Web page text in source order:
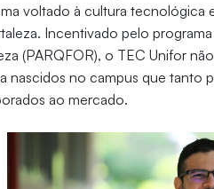
voltado à cultura tecnológica
Incentivado pelo
(PARQFOR), o TEC Unifor
nascidos no campus que tanto
ao mercado.